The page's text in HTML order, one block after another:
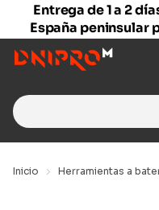
Entrega de 1 a 2
España peninsular
Search
for:
Inicio Herramientas a